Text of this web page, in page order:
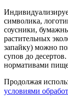
символика,
соусники,
растительных
запайку) можно
супов до
нормативами
Продолжая
условиями